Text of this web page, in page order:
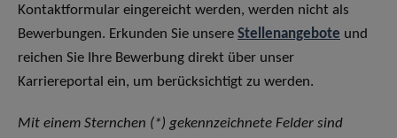
Kontaktformular eingereicht werden, werden nicht als
Bewerbungen. Erkunden Sie unsere Stellenangebote und
reichen Sie Ihre Bewerbung direkt über unser
Karriereportal ein, um berücksichtigt zu werden.
Mit einem Sternchen (*) gekennzeichnete Felder sind